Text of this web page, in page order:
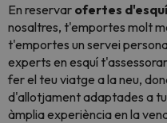
En reservar ofertes
nosaltres, t'emportes molt
t'emportes un servei
experts en esquí
fer el teu viatge a la neu,
d'allotjament adaptades a
àmplia experiència en la